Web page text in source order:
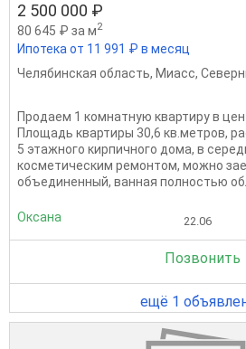
2 500 000 ₽
80 645 ₽ за м2
Ипотека от 11 991 ₽ в месяц
Челябинская область, Миасс,
Продаем 1 комнатную квартиру в
Площадь квартиры 30,6 кв.метров,
5 этажного кирпичного дома, в
косметическим ремонтом, можно
объединенный, ванная полностью
Оксана 22.06
Позвонить
ещё 1